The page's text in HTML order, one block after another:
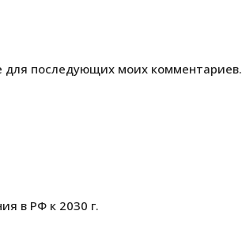
для последующих моих комментариев.
в РФ к 2030 г.